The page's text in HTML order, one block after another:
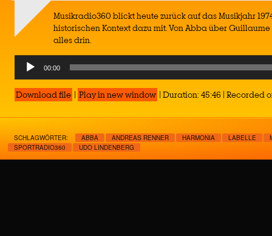
Musikradio360 blickt heute zurück auf das Musikjahr
historischen Kontext dazu mit. Von Abba über
alles drin.
Audio
Player
00:00
Download file | Play in new window | Duration: 45:46 | Recorded
SCHLAGWÖRTER: ABBA ANDREAS RENNER HARMONIA LABELLE
SPORTRADIO360
UDO LINDENBERG